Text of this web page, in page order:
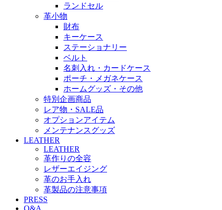
ランドセル
革小物
財布
キーケース
ステーショナリー
ベルト
名刺入れ・カードケース
ポーチ・メガネケース
ホームグッズ・その他
特別企画商品
レア物・SALE品
オプションアイテム
メンテナンスグッズ
LEATHER
LEATHER
革作りの全容
レザーエイジング
革のお手入れ
革製品の注意事項
PRESS
Q&A